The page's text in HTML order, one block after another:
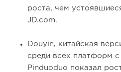
роста, чем
JD.com.
Douyin, китайская
среди всех платформ
Pinduoduo показал